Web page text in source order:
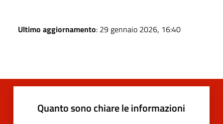
Ultimo aggiornamento: 29 gennaio 2026, 16:40
Quanto sono chiare le informazioni